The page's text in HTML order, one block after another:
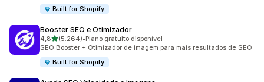
Built for Shopify
Booster SEO e Otimizador
4,8de 5 estrelas
(5.264)
5264 avaliações ao todo
•Plano gratuito disponível
SEO Booster + Otimizador de imagem para mais resultados de SEO
Built for Shopify